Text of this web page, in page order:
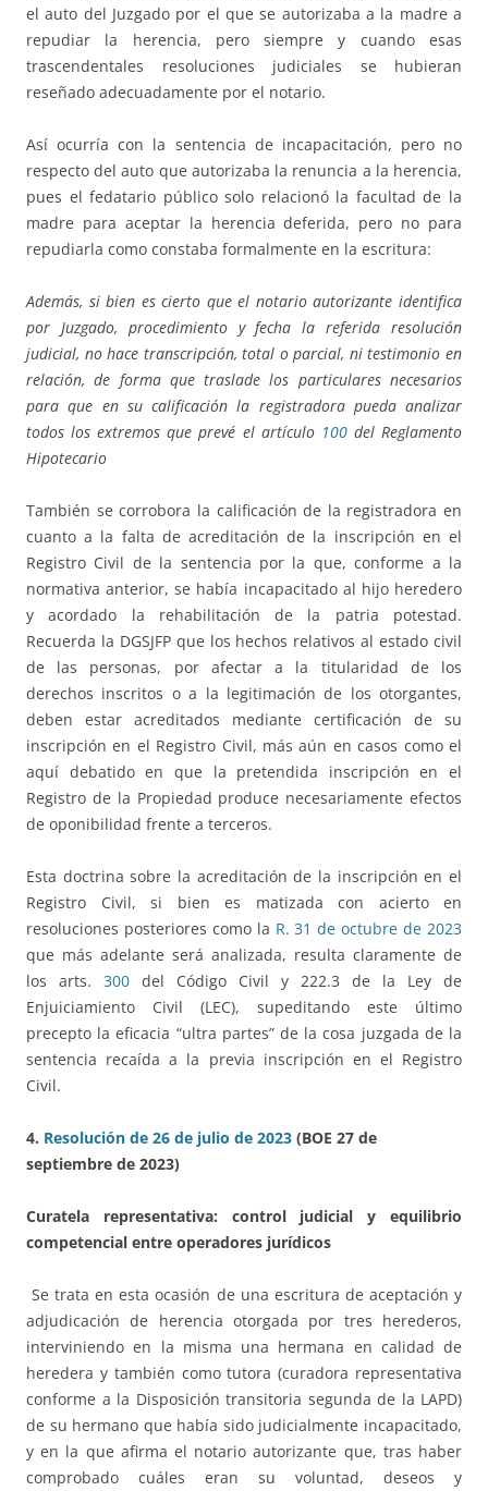
el auto del Juzgado por el que se autorizaba a la madre a
repudiar la herencia, pero siempre y cuando esas
trascendentales resoluciones judiciales se hubieran
reseñado adecuadamente por el notario.
Así ocurría con la sentencia de incapacitación, pero no
respecto del auto que autorizaba la renuncia a la herencia,
pues el fedatario público solo relacionó la facultad de la
madre para aceptar la herencia deferida, pero no para
repudiarla como constaba formalmente en la escritura:
Además, si bien es cierto que el notario autorizante identifica
por Juzgado, procedimiento y fecha la referida resolución
judicial, no hace transcripción, total o parcial, ni testimonio en
relación, de forma que traslade los particulares necesarios
para que en su calificación la registradora pueda analizar
todos los extremos que prevé el artículo 100del Reglamento
Hipotecario
También se corrobora la calificación de la registradora en
cuanto a la falta de acreditación de la inscripción en el
Registro Civil de la sentencia por la que, conforme a la
normativa anterior, se había incapacitado al hijo heredero
y acordado la rehabilitación de la patria potestad.
Recuerda la DGSJFP que los hechos relativos al estado civil
de las personas, por afectar a la titularidad de los
derechos inscritos o a la legitimación de los otorgantes,
deben estar acreditados mediante certificación de su
inscripción en el Registro Civil, más aún en casos como el
aquí debatido en que la pretendida inscripción en el
Registro de la Propiedad produce necesariamente efectos
de oponibilidad frente a terceros.
Esta doctrina sobre la acreditación de la inscripción en el
Registro Civil, si bien es matizada con acierto en
resoluciones posteriores como la R. 31 de octubre de 2023
que más adelante será analizada, resulta claramente de
los arts. 300 del Código Civil y 222.3 de la Ley de
Enjuiciamiento Civil (LEC), supeditando este último
precepto la eficacia “ultra partes” de la cosa juzgada de la
sentencia recaída a la previa inscripción en el Registro
Civil.
4. Resolución de 26 de julio de 2023 (BOE 27 de
septiembre de 2023)
Curatela representativa: control judicial y equilibrio
competencial entre operadores jurídicos
Se trata en esta ocasión de una escritura de aceptación y
adjudicación de herencia otorgada por tres herederos,
interviniendo en la misma una hermana en calidad de
heredera y también como tutora (curadora representativa
conforme a la Disposición transitoria segunda de la LAPD)
de su hermano que había sido judicialmente incapacitado,
y en la que afirma el notario autorizante que, tras haber
comprobado cuáles eran su voluntad, deseos y